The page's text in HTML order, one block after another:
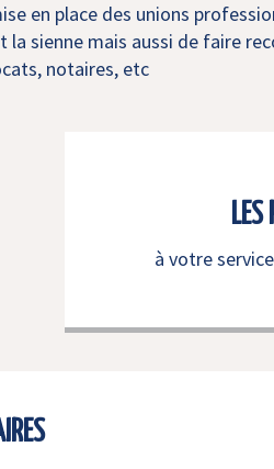
en place des unions
sienne mais aussi de faire
notaires, etc
à votre